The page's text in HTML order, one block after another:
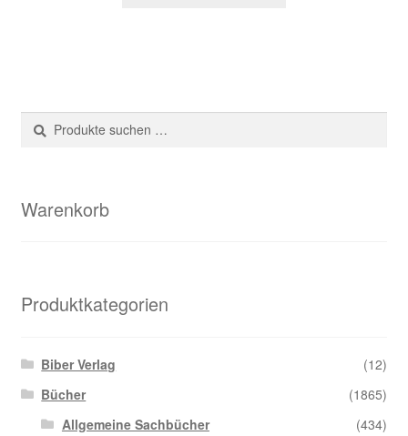
Suche
nach:
Suchen
Warenkorb
Produktkategorien
Biber Verlag
(12)
Bücher
(1865)
Allgemeine Sachbücher
(434)